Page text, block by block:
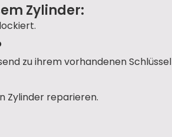
Zylinder:
zu ihrem vorhandenen Schlüssel
Zylinder reparieren.